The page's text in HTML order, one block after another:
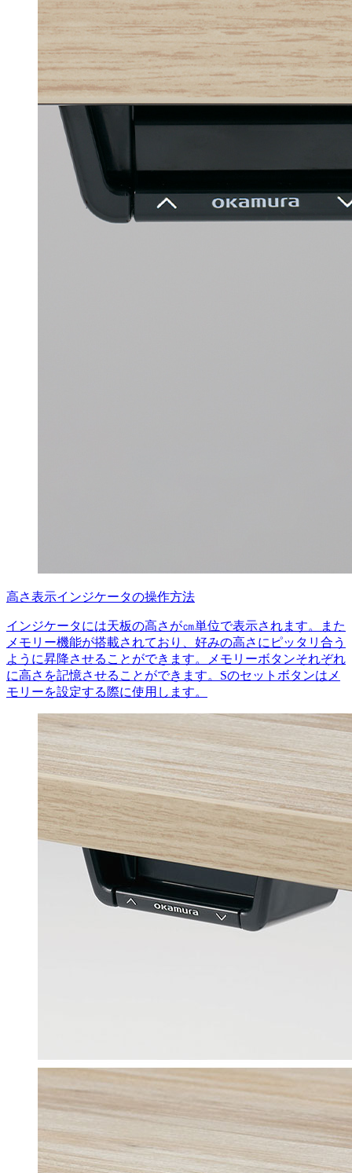
高さ表示インジケータの操作方法
インジケータには天板の高さが㎝単位で表示されます。また
メモリー機能が搭載されており、好みの高さにピッタリ合う
ように昇降させることができます。メモリーボタンそれぞれ
に高さを記憶させることができます。Sのセットボタンはメ
モリーを設定する際に使用します。